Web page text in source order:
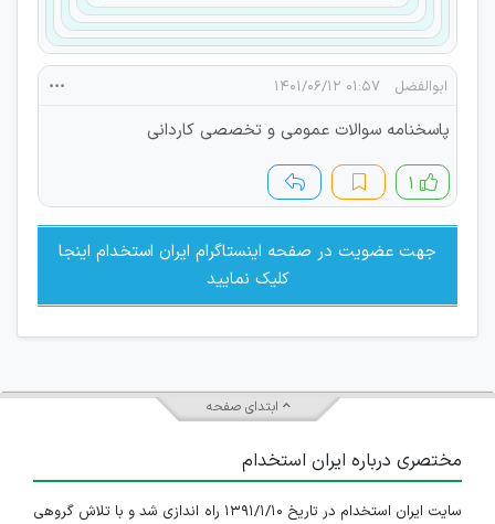
ابوالفضل ۰۱:۵۷ ۱۴۰۱/۰۶/۱۲
پاسخنامه سوالات عمومی و تخصصی کاردانی
۱
جهت عضویت در صفحه اینستاگرام ایران استخدام اینجا
کلیک نمایید
ابتدای صفحه
مختصری درباره ایران استخدام
سایت ایران استخدام در تاریخ ۱۳۹۱/۱/۱۰ راه اندازی شد و با تلاش گروهی